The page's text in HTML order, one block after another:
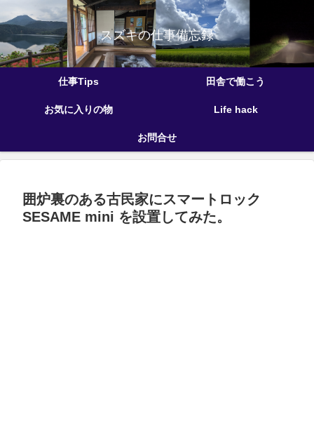
スズキの仕事備忘録
仕事Tips 田舎で働こう
お気に入りの物 Life hack
お問合せ
囲炉裏のある古民家にスマートロック
SESAME mini を設置してみた。